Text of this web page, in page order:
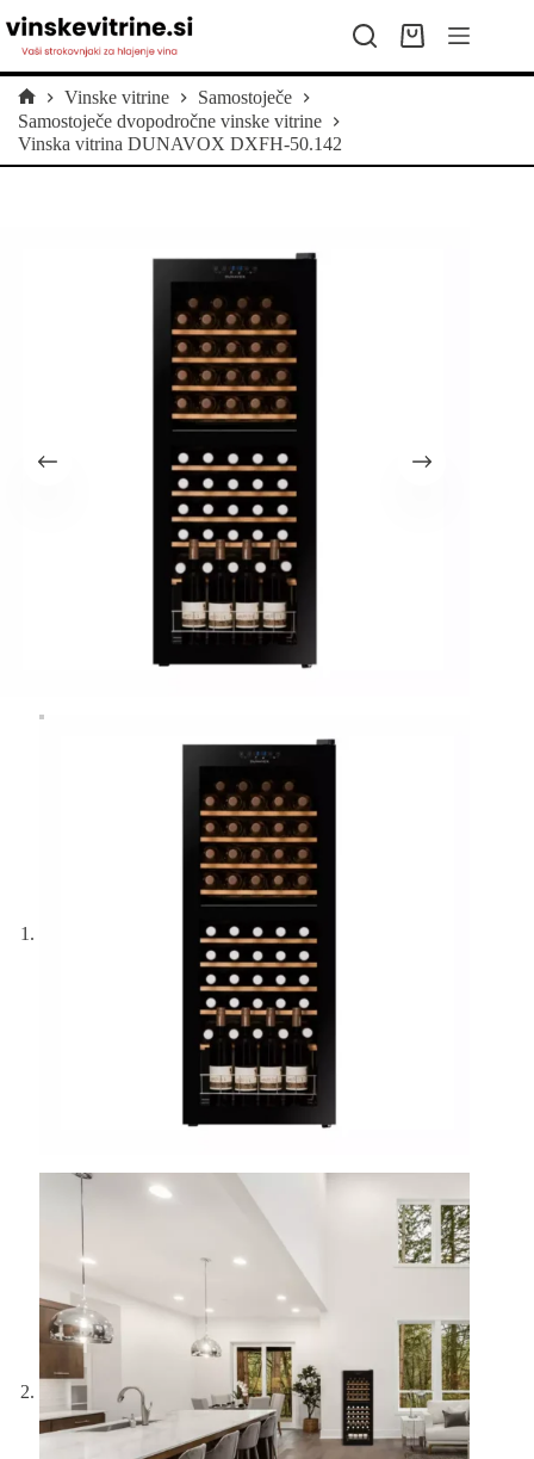
to
content
Shopping
Home
Vinske vitrine
Samostoječe
Samostoječe dvopodročne vinske vitrine
Vinska vitrina DUNAVOX DXFH-50.142